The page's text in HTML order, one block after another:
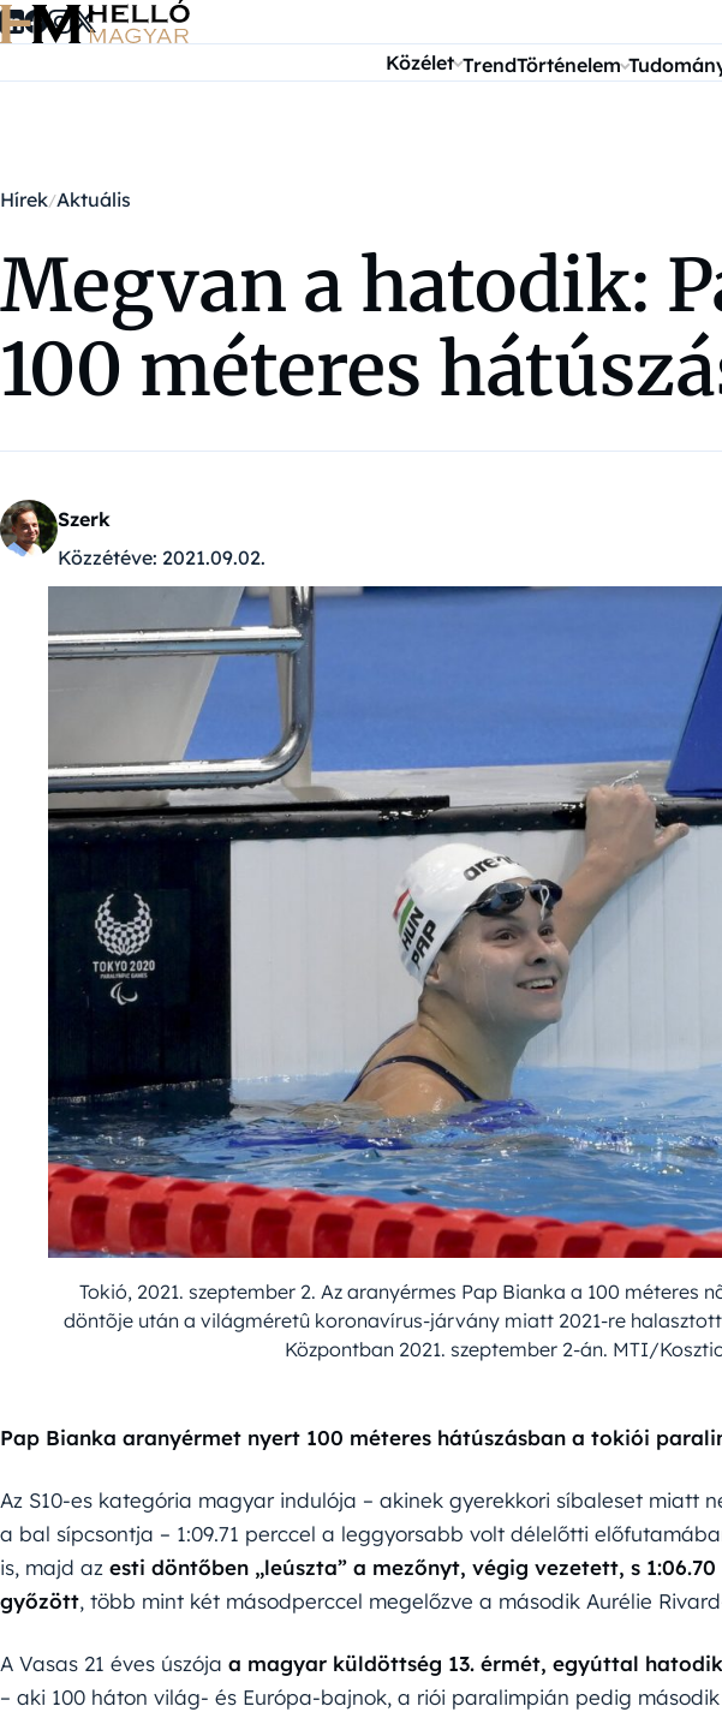
Ugrás a tartalomra
Közélet TrendTörténelem
Hírek Aktuális
Megvan a hatodik:
100 méteres
Szerk
Közzétéve: 2021.09.02.
Tokió, 2021. szeptember 2. Az aranyérmes Pap Bianka a 100 méteres
döntõje után a világméretû koronavírus-járvány miatt 2021-re
Központban 2021. szeptember 2-án. MTI/
Pap Bianka aranyérmet nyert 100 méteres hátúszásban a tokiói
Az S10-es kategória magyar indulója – akinek gyerekkori síbaleset miatt
a bal sípcsontja – 1:09.71 perccel a leggyorsabb volt délelőtti
is, majd az esti döntőben „leúszta” a mezőnyt, végig vezetett, s
győzött, több mint két másodperccel megelőzve a második Aurélie
A Vasas 21 éves úszója a magyar küldöttség 13. érmét, egyúttal
– aki 100 háton világ- és Európa-bajnok, a riói paralimpián pedig